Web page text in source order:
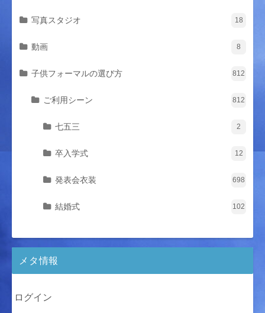
写真スタジオ 18
動画 8
子供フォーマルの選び方 812
ご利用シーン 812
七五三 2
卒入学式 12
発表会衣装 698
結婚式 102
メタ情報
ログイン